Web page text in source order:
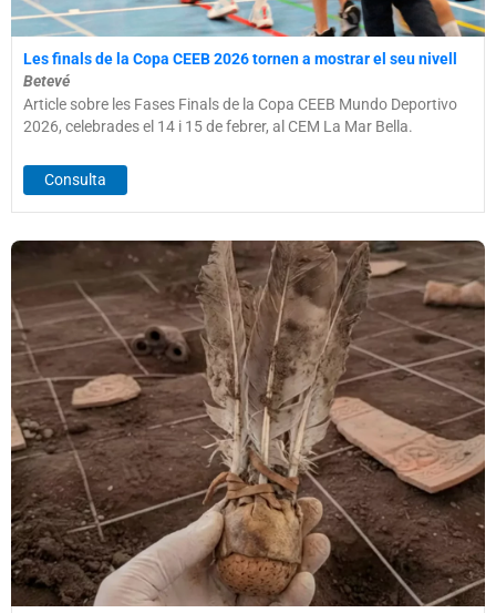
Les finals de la Copa CEEB 2026 tornen a mostrar el seu nivell
Betevé
Article sobre les Fases Finals de la Copa CEEB Mundo Deportivo
2026, celebrades el 14 i 15 de febrer, al CEM La Mar Bella.
Consulta